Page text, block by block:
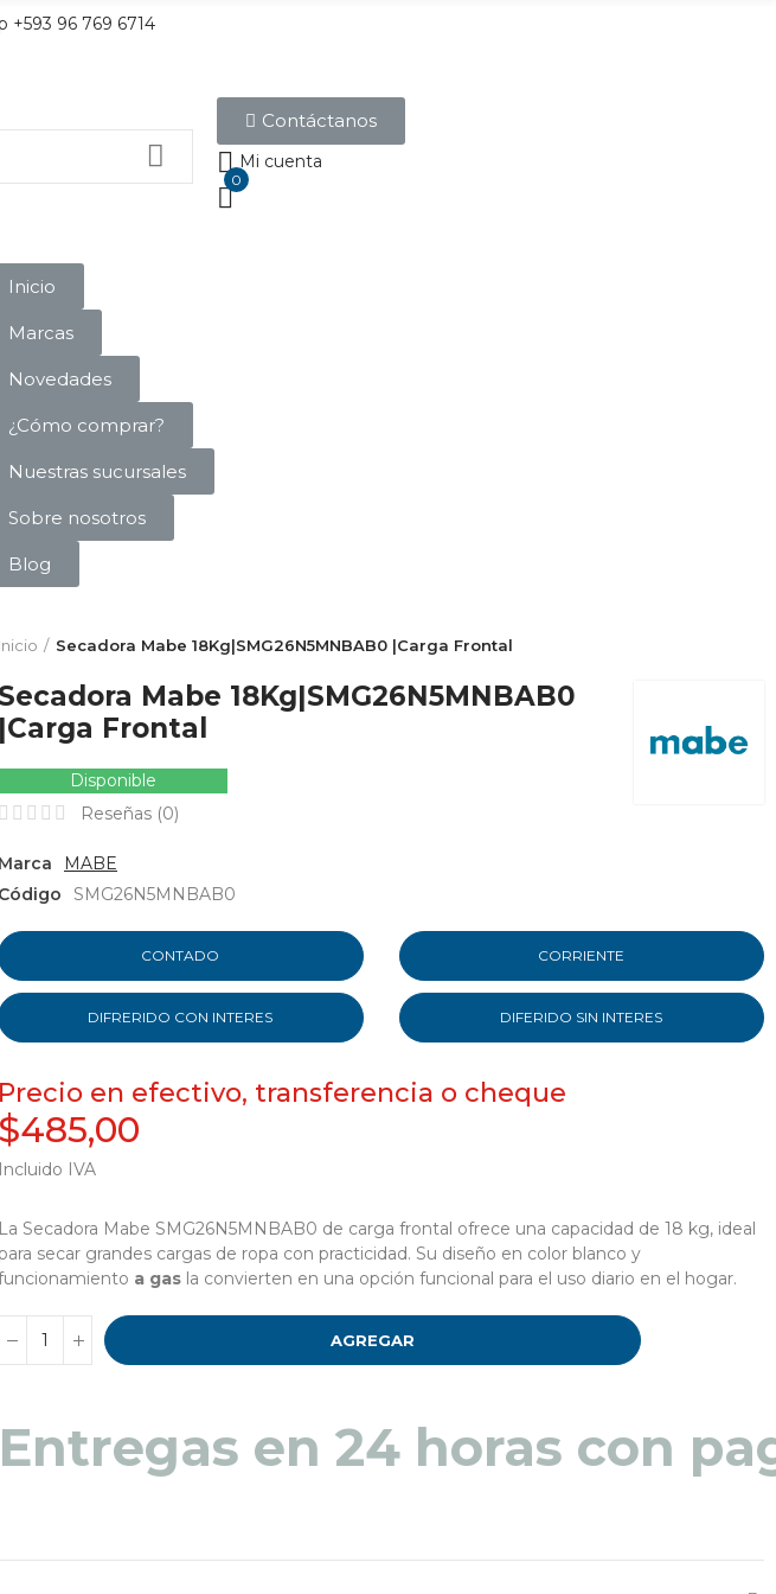
+593 96 769 6714
Contáctanos
Mi cuenta
0
Inicio
Marcas
Novedades
¿Cómo comprar?
Nuestras sucursales
Sobre nosotros
Blog
Inicio Secadora Mabe 18Kg|SMG26N5MNBAB0 |Carga Frontal
Secadora Mabe 18Kg|SMG26N5MNBAB0
|Carga Frontal
Disponible
Reseñas (0)
Marca
MABE
Código
SMG26N5MNBAB0
CONTADO CORRIENTE
DIFRERIDO CON INTERES DIFERIDO SIN INTERES
Precio en efectivo, transferencia o cheque
$485,00
Incluido IVA
La Secadora Mabe SMG26N5MNBAB0 de carga frontal ofrece una capacidad de 18 kg, ideal
para secar grandes cargas de ropa con practicidad. Su diseño en color blanco y
a gas la convierten en una opción funcional para el uso diario en el hogar.
AGREGAR
Entregas en 48 a 72 horas